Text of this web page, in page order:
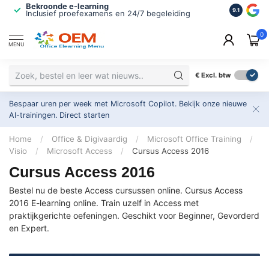
Bekroonde e-learning
Inclusief proefexamens en 24/7 begeleiding
ISO
2.500+
9.1
MENU
0
€ Excl. btw
Bespaar uren per week met Microsoft Copilot. Bekijk onze nieuwe
AI-trainingen. Direct starten
Home / Office & Digivaardig / Microsoft Office Training
/
Visio
/ Microsoft Access / Cursus Access 2016
Cursus Access 2016
Bestel nu de beste Access cursussen online. Cursus Access
2016 E-learning online. Train uzelf in Access met
praktijkgerichte oefeningen. Geschikt voor Beginner, Gevorderd
en Expert.